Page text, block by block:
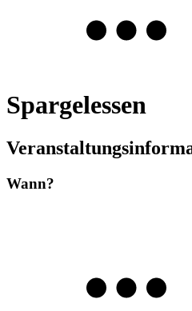
Spargelessen
Wann?